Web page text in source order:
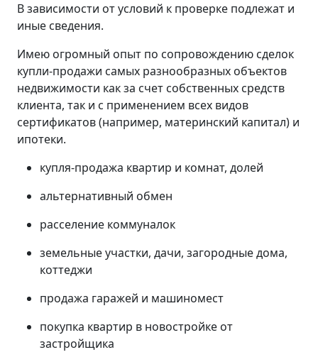
В зависимости от условий к проверке подлежат и
иные сведения.
Имею огромный опыт по сопровождению сделок
купли-продажи самых разнообразных объектов
недвижимости как за счет собственных средств
клиента, так и с применением всех видов
сертификатов (например, материнский капитал) и
ипотеки.
купля-продажа квартир и комнат, долей
альтернативный обмен
расселение коммуналок
земельные участки, дачи, загородные дома,
коттеджи
продажа гаражей и машиномест
покупка квартир в новостройке от
застройщика